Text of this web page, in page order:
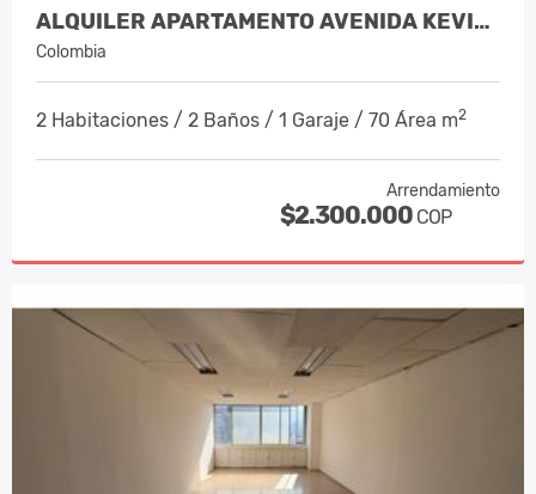
ALQUILER APARTAMENTO AVENIDA KEVIN,…
Colombia
2 Habitaciones / 2 Baños / 1 Garaje / 70 Área m2
Arrendamiento
$2.300.000 COP